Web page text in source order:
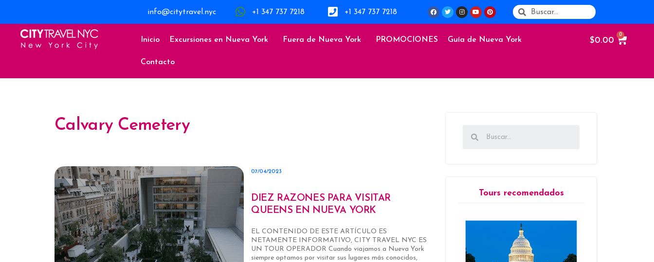
info@citytravel.nyc +1 347 737 7218 +1 347 737 7218
Inicio Excursiones en Nueva York Fuera de Nueva York PROMOCIONES Guía de Nueva York
Contacto
$0.00
Calvary Cemetery
07/04/2023
DIEZ RAZONES PARA VISITAR
QUEENS EN NUEVA YORK
EL CONTENIDO DE ESTE ARTÍCULO ES
NETAMENTE INFORMATIVO, CITY TRAVEL NYC ES
UN TOUR OPERADOR Cuando viajamos a Nueva York
siempre optamos por visitar sus lugares más conocidos,
Tours recomendados